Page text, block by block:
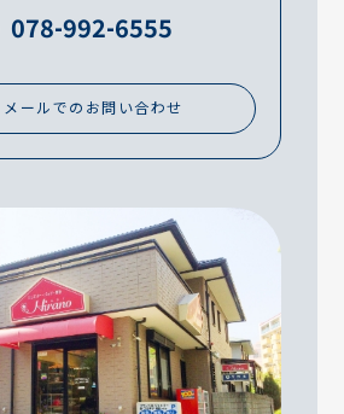
078-992-6555
メールでのお問い合わせ